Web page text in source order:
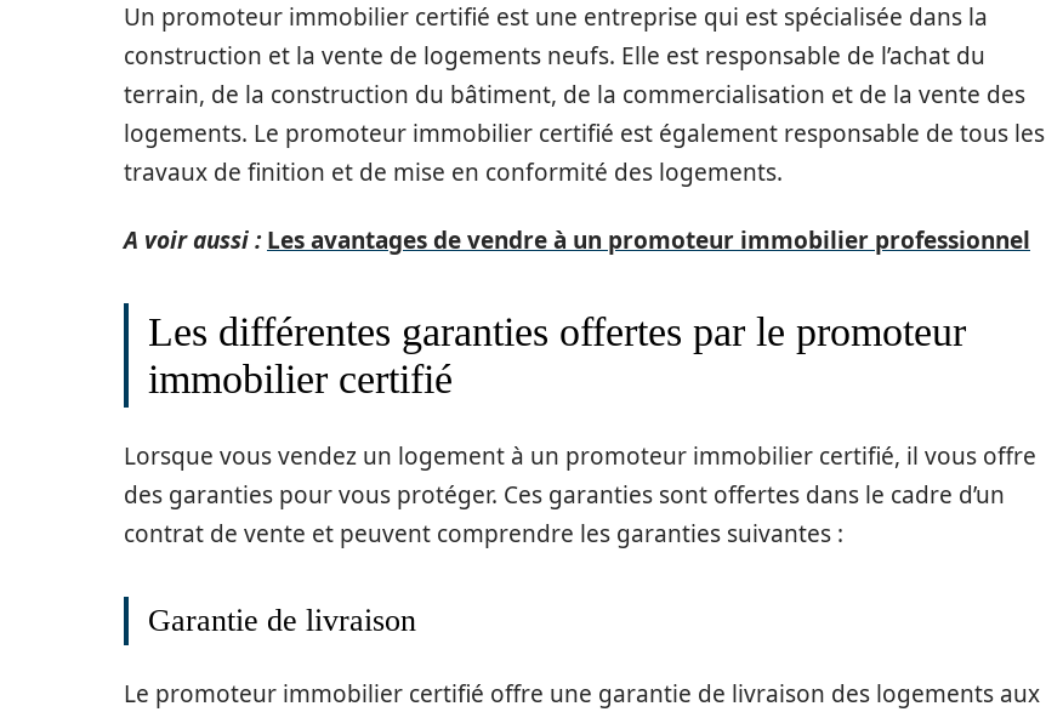
Un promoteur immobilier certifié est une entreprise qui est spécialisée dans la
construction et la vente de logements neufs. Elle est responsable de l’achat du
terrain, de la construction du bâtiment, de la commercialisation et de la vente des
logements. Le promoteur immobilier certifié est également responsable de tous les
travaux de finition et de mise en conformité des logements.
A voir aussi : Les avantages de vendre à un promoteur immobilier professionnel
Les différentes garanties offertes par le promoteur
immobilier certifié
Lorsque vous vendez un logement à un promoteur immobilier certifié, il vous offre
des garanties pour vous protéger. Ces garanties sont offertes dans le cadre d’un
contrat de vente et peuvent comprendre les garanties suivantes :
Garantie de livraison
Le promoteur immobilier certifié offre une garantie de livraison des logements aux